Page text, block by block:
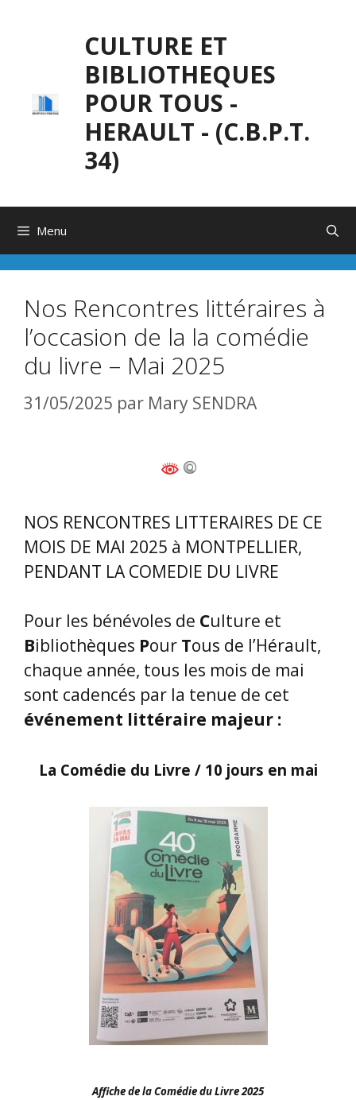
CULTURE ET
BIBLIOTHEQUES
POUR TOUS -
HERAULT - (C.B.P.T.
34)
Menu
Nos Rencontres littéraires à
l’occasion de la la comédie
du livre – Mai 2025
31/05/2025 par Mary SENDRA
NOS RENCONTRES LITTERAIRES DE CE
MOIS DE MAI 2025 à MONTPELLIER,
PENDANT LA COMEDIE DU LIVRE
Pour les bénévoles de Culture et
Bibliothèques Pour Tous de l’Hérault,
chaque année, tous les mois de mai
sont cadencés par la tenue de cet
événement littéraire majeur :
La Comédie du Livre / 10 jours en mai
Affiche de la Comédie du Livre 2025